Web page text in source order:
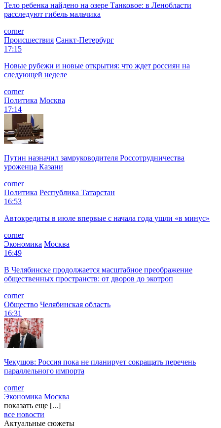
Тело ребенка найдено на озере Танковое: в Ленобласти
расследуют гибель мальчика
corner
Происшествия Санкт-Петербург
17:15
Новые рубежи и новые открытия: что ждет россиян на
следующей неделе
corner
Политика Москва
17:14
Путин назначил замруководителя Россотрудничества
уроженца Казани
corner
Политика Республика Татарстан
16:53
Автокредиты в июле впервые с начала года ушли «в минус»
corner
Экономика Москва
16:49
В Челябинске продолжается масштабное преображение
общественных пространств: от дворов до экотроп
corner
Общество Челябинская область
16:31
Чекушов: Россия пока не планирует сокращать перечень
параллельного импорта
corner
Экономика Москва
показать еще [...]
все новости
Актуальные сюжеты